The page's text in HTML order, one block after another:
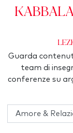
Guarda
team di
conferenze su